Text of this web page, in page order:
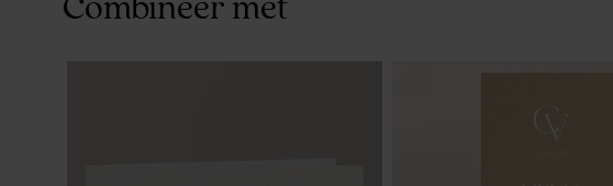
Combineer met